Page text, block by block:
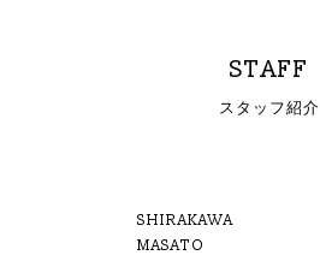
STAFF
スタッフ紹介
SHIRAKAWA
MASATO